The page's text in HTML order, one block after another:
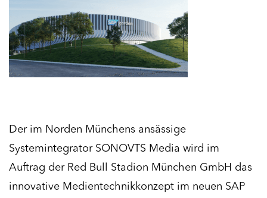
Der im Norden Münchens ansässige
Systemintegrator SONOVTS Media wird im
Auftrag der Red Bull Stadion München GmbH das
innovative Medientechnikkonzept im neuen SAP